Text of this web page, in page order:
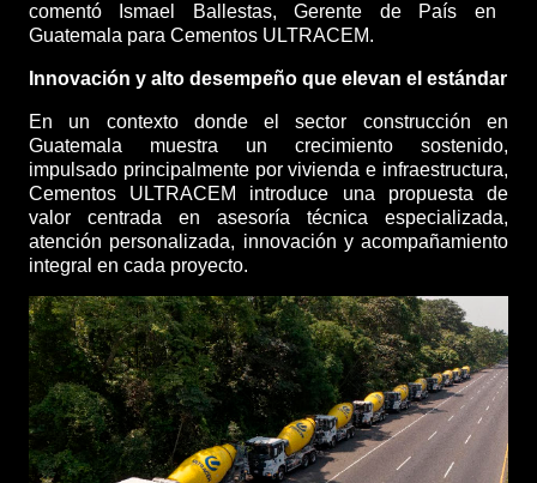
comentó Ismael Ballestas, Gerente de País en
Guatemala para Cementos ULTRACEM.
Innovación y alto desempeño que elevan el estándar
En un contexto donde el sector construcción en
Guatemala muestra un crecimiento sostenido,
impulsado principalmente por vivienda e infraestructura,
Cementos ULTRACEM introduce una propuesta de
valor centrada en asesoría técnica especializada,
atención personalizada, innovación y acompañamiento
integral en cada proyecto.